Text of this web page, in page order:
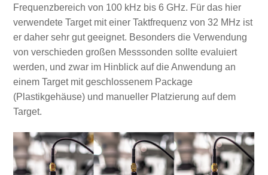
Frequenzbereich von 100 kHz bis 6 GHz. Für das hier
verwendete Target mit einer Taktfrequenz von 32 MHz ist
er daher sehr gut geeignet. Besonders die Verwendung
von verschieden großen Messsonden sollte evaluiert
werden, und zwar im Hinblick auf die Anwendung an
einem Target mit geschlossenem Package
(Plastikgehäuse) und manueller Platzierung auf dem
Target.